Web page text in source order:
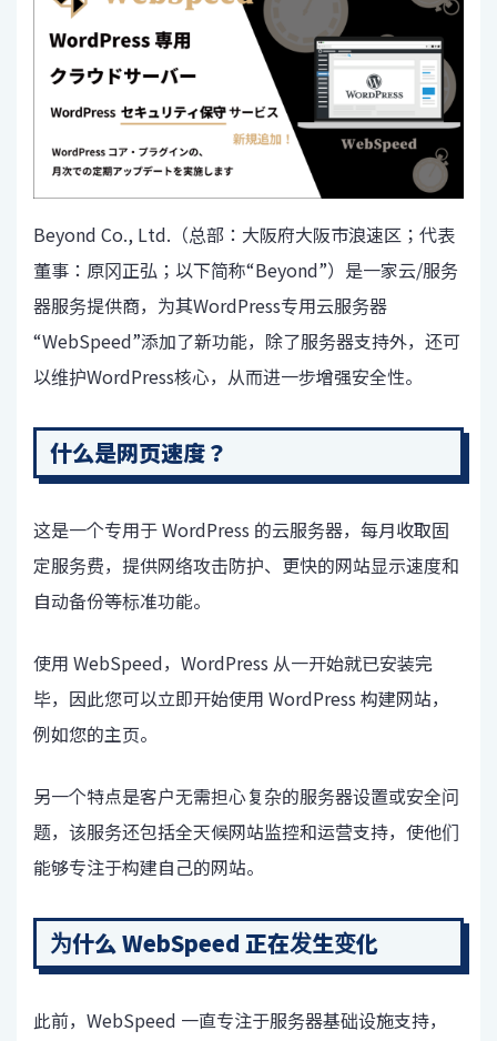
Beyond Co., Ltd.（总部：大阪府大阪市浪速区；代表
董事：原冈正弘；以下简称“Beyond”）是一家云/服务
器服务提供商， 为其WordPress专用云服务器
“WebSpeed”添加了新功能，除了服务器支持外，还可
以维护WordPress核心，从而进一步增强安全性。
什么是网页速度？
这是一个专用于 WordPress 的云服务器，每月收取固
定服务费，提供网络攻击防护、更快的网站显示速度和
自动备份等标准功能。
使用 WebSpeed，WordPress 从一开始就已安装完
毕，因此您可以立即开始使用 WordPress 构建网站，
例如您的主页。
另一个特点是客户无需担心复杂的服务器设置或安全问
题，该服务还包括全天候网站监控和运营支持，使他们
能够专注于构建自己的网站。
为什么 WebSpeed 正在发生变化
此前，WebSpeed 一直专注于服务器基础设施支持，